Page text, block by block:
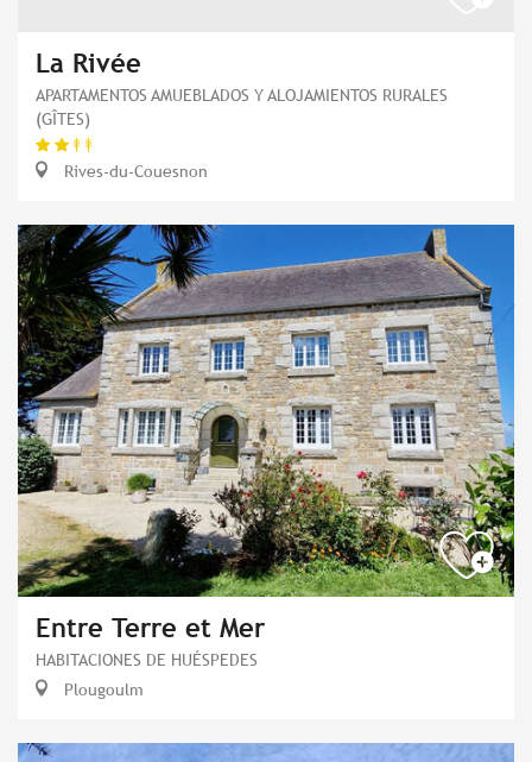
La Rivée
APARTAMENTOS AMUEBLADOS Y ALOJAMIENTOS RURALES
(GÎTES)
Rives-du-Couesnon
Entre Terre et Mer
HABITACIONES DE HUÉSPEDES
Plougoulm